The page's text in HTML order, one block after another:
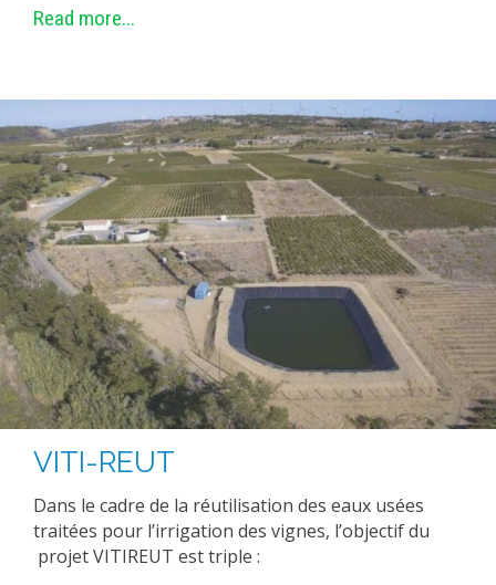
THESES IN PROGRESS
METHODS AND TOOLS
SOFTWARE
PUBLICATIONS SUR HAL
HDR
THESES
WORKING PAPERS
THEMATIC NOTES
FOR THE PUBLIC
Read more...
VITI-REUT
Dans le cadre de la réutilisation des eaux usées
traitées pour l’irrigation des vignes, l’objectif du
projet VITIREUT est triple :